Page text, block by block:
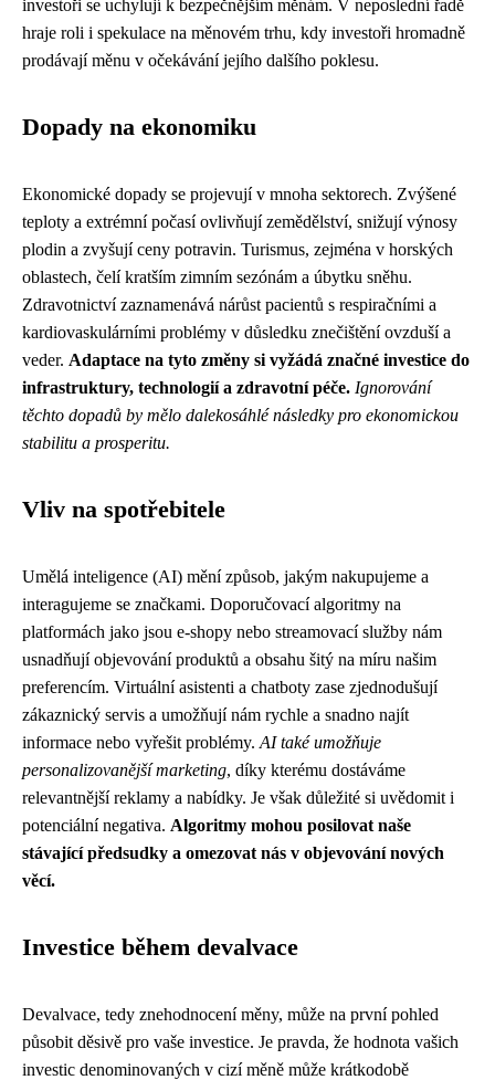
investoři se uchylují k bezpečnějším měnám. V neposlední řadě
hraje roli i spekulace na měnovém trhu, kdy investoři hromadně
prodávají měnu v očekávání jejího dalšího poklesu.
Dopady na ekonomiku
Ekonomické dopady se projevují v mnoha sektorech. Zvýšené
teploty a extrémní počasí ovlivňují zemědělství, snižují výnosy
plodin a zvyšují ceny potravin. Turismus, zejména v horských
oblastech, čelí kratším zimním sezónám a úbytku sněhu.
Zdravotnictví zaznamenává nárůst pacientů s respiračními a
kardiovaskulárními problémy v důsledku znečištění ovzduší a
veder. Adaptace na tyto změny si vyžádá značné investice do
infrastruktury, technologií a zdravotní péče. Ignorování
těchto dopadů by mělo dalekosáhlé následky pro ekonomickou
stabilitu a prosperitu.
Vliv na spotřebitele
Umělá inteligence (AI) mění způsob, jakým nakupujeme a
interagujeme se značkami. Doporučovací algoritmy na
platformách jako jsou e-shopy nebo streamovací služby nám
usnadňují objevování produktů a obsahu šitý na míru našim
preferencím. Virtuální asistenti a chatboty zase zjednodušují
zákaznický servis a umožňují nám rychle a snadno najít
informace nebo vyřešit problémy. AI také umožňuje
personalizovanější marketing, díky kterému dostáváme
relevantnější reklamy a nabídky. Je však důležité si uvědomit i
potenciální negativa. Algoritmy mohou posilovat naše
stávající předsudky a omezovat nás v objevování nových
věcí.
Investice během devalvace
Devalvace, tedy znehodnocení měny, může na první pohled
působit děsivě pro vaše investice. Je pravda, že hodnota vašich
investic denominovaných v cizí měně může krátkodobě